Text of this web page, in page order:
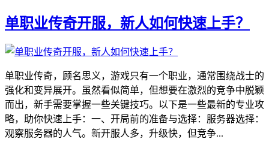
单职业传奇开服，新人如何快速上手？
单职业传奇，顾名思义，游戏只有一个职业，通常围绕战士的
强化和变异展开。虽然看似简单，但想要在激烈的竞争中脱颖
而出，新手需要掌握一些关键技巧。以下是一些最新的专业攻
略，助你快速上手：一、开局前的准备与选择：服务器选择：
观察服务器的人气。新开服人多，升级快，但竞争...